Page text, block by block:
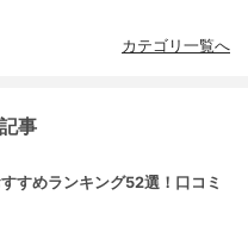
カテゴリ一覧へ
事
すめランキング52選！口コミ